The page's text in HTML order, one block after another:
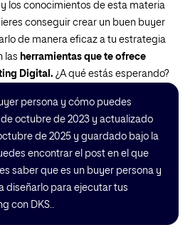
los conocimientos de esta materia
conseguir crear un buen buyer
de manera eficaz a tu estrategia
las herramientas que te ofrece
Digital. ¿A qué estás esperando?
persona y cómo puedes
de octubre de 2023 y actualizado
de 2025 y guardado bajo la
encontrar el post en el que
saber que es un buyer persona y
diseñarlo para ejecutar tus
con DKS..